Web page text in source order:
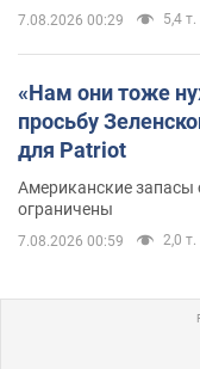
7.08.2026 00:29 5,4 т.
«Нам они тоже
просьбу
для Patriot
Американские запасы
ограничены
7.08.2026 00:59 2,0 т.